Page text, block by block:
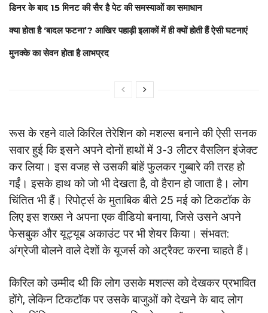
डिनर के बाद 15 मिनट की सैर है पेट की समस्याओं का समाधान
क्या होता है ‘बादल फटना’? आखिर पहाड़ी इलाकों में ही क्यों होती हैं ऐसी घटनाएं
मुनक्के का सेवन होता है लाभप्रद
रूस के रहने वाले किरिल तेरेशिन को मशल्स बनाने की ऐसी सनक
सवार हुई कि इसने अपने दोनों हाथों में 3-3 लीटर वैसलिन इंजेक्ट
कर लिया। इस वजह से उसकी बांहें फुलकर गुब्बारे की तरह हो
गईं। इसके हाथ को जो भी देखता है, वो हैरान हो जाता है। लोग
चिंतित भी हैं। रिपोर्ट्स के मुताबिक बीते 25 मई को टिकटॉक के
लिए इस शख्स ने अपना एक वीडियो बनाया, जिसे उसने अपने
फेसबुक और यूट्यूब अकाउंट पर भी शेयर किया। संभवत:
अंग्रेजी बोलने वाले देशों के यूजर्स को अट्रैक्ट करना चाहते हैं।
किरिल को उम्मीद थी कि लोग उसके मशल्स को देखकर प्रभावित
होंगे, लेकिन टिकटॉक पर उसके बाजुओं को देखने के बाद लोग